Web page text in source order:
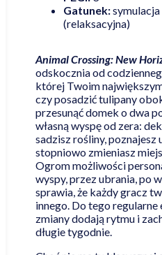
Gatunek:
(relaksacyjna)
Animal Crossing: New
odskocznia od
której Twoim
czy posadzić tulipany
przesunąć domek o dwa
własną wyspę od zera:
sadzisz rośliny, poznajesz
stopniowo zmieniasz
Ogrom możliwości
wyspy, przez ubrania, po
sprawia, że każdy gracz
innego. Do tego regularne
zmiany dodają rytmu i
długie tygodnie.